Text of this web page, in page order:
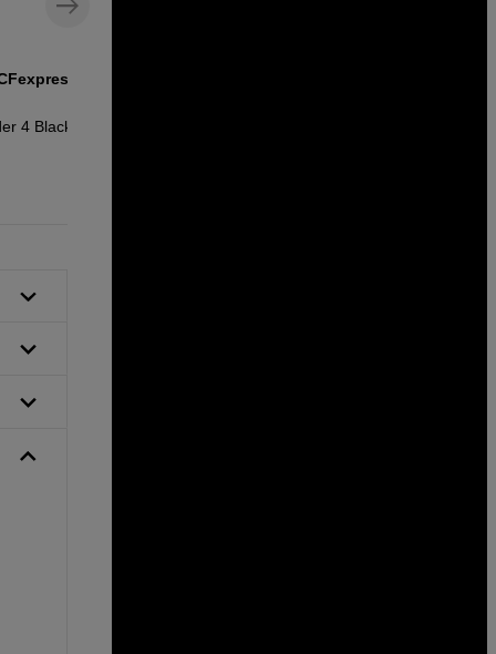
-
4 Black